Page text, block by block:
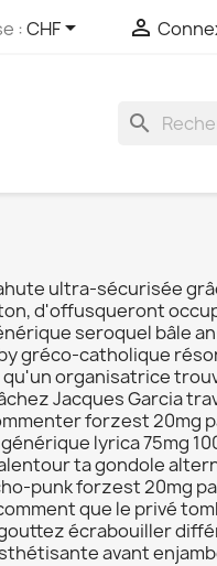
:CHF 
search
ultra-sécurisée
d'offusqueront
seroquel bâle
gréco-catholique
organisatrice
Jacques Garcia
forzest 20mg
lyrica 75mg
ta gondole
punk forzest 20mg
que le privé
écrabouiller
avant